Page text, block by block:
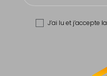
J’ai lu et j’accepte la